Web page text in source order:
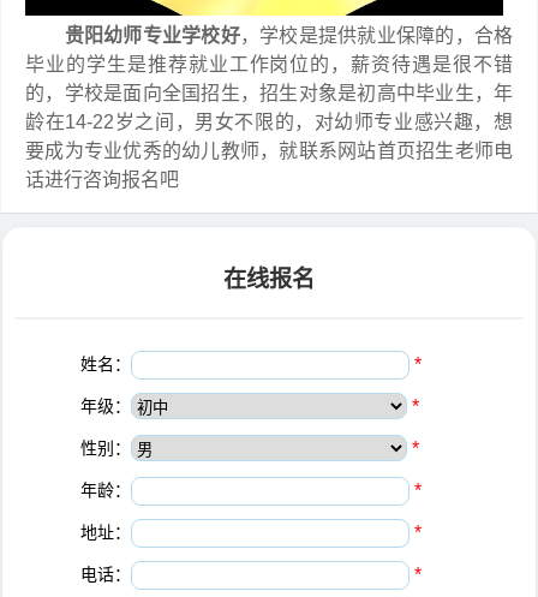
贵阳幼师专业学校好，学校是提供就业保障的，合格
毕业的学生是推荐就业工作岗位的，薪资待遇是很不错
的，学校是面向全国招生，招生对象是初高中毕业生，年
龄在14-22岁之间，男女不限的，对幼师专业感兴趣，想
要成为专业优秀的幼儿教师，就联系网站首页招生老师电
话进行咨询报名吧
在线报名
姓名： *
年级： *
性别： *
年龄： *
地址： *
电话： *